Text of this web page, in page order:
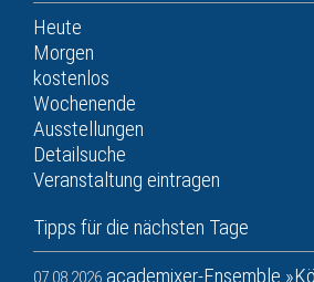
Heute
Morgen
kostenlos
Wochenende
Ausstellungen
Detailsuche
Veranstaltung eintragen
Tipps für die nächsten Tage
07.08.2026 academixer-Ensemble